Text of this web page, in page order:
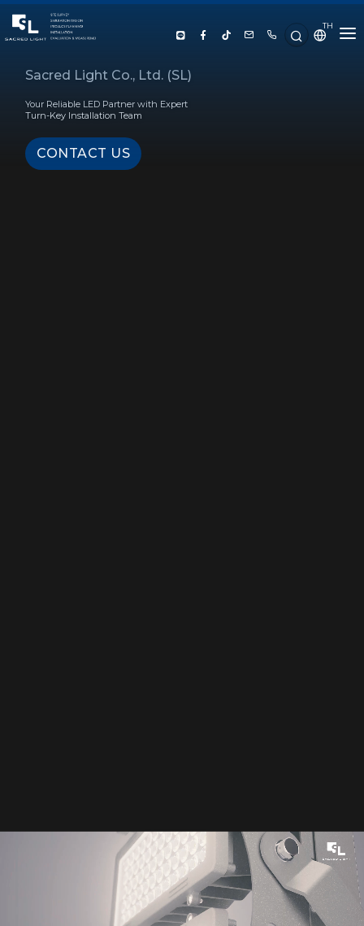
TH
HOME
ABOUT US
PRODUCT
Sacred Light Co., Ltd. (SL)
Your Reliable LED Partner with Expert
Turn-Key Installation Team
CONTACT US